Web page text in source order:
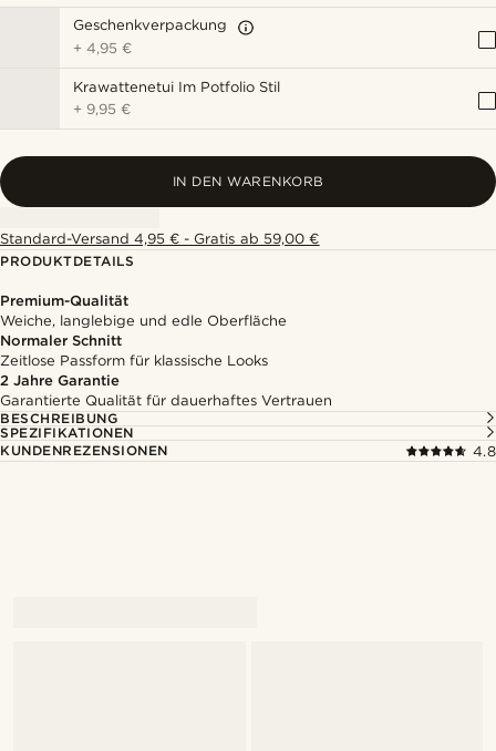
Geschenkverpackung
+4,95 €
Krawattenetui Im Potfolio Stil
+ 9,95 €
IN DEN WARENKORB
Standard-Versand 4,95 € - Gratis ab 59,00 €
PRODUKTDETAILS
Premium-Qualität
Weiche, langlebige und edle Oberfläche
Normaler Schnitt
Zeitlose Passform für klassische Looks
2 Jahre Garantie
Garantierte Qualität für dauerhaftes Vertrauen
BESCHREIBUNG
SPEZIFIKATIONEN
KUNDENREZENSIONEN
4.8